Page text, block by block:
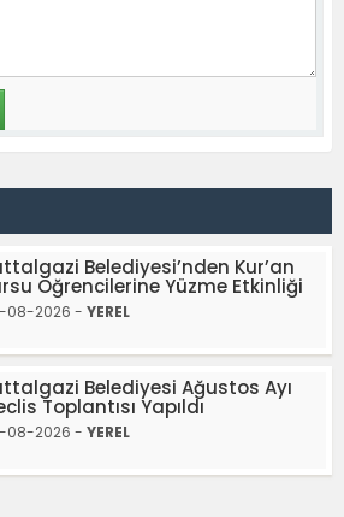
Belediyesi’nden Kur’an
Öğrencilerine Yüzme Etkinliği
08-2026 - YEREL
Belediyesi Ağustos Ayı
Toplantısı Yapıldı
08-2026 - YEREL